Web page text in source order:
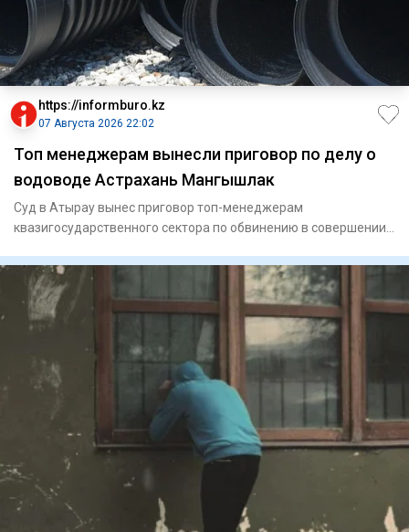
https://informburo.kz
07 Августа 2026 22:02
Топ менеджерам вынесли приговор по делу о
водоводе Астрахань Мангышлак
Суд в Атырау вынес приговор топ-менеджерам
квазигосударственного сектора по обвинению в совершении